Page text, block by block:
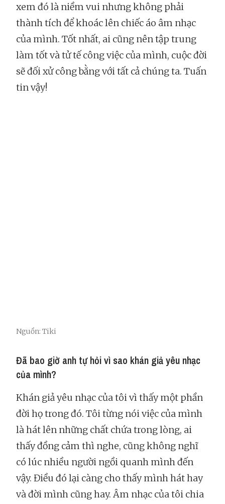
xem đó là niềm vui nhưng không phải
thành tích để khoác lên chiếc áo âm nhạc
của mình. Tốt nhất, ai cũng nên tập trung
làm tốt và tử tế công việc của mình, cuộc đời
sẽ đối xử công bằng với tất cả chúng ta. Tuấn
tin vậy!
Nguồn: Tiki
Đã bao giờ anh tự hỏi vì sao khán giả yêu nhạc
của mình?
Khán giả yêu nhạc của tôi vì thấy một phần
đời họ trong đó. Tôi từng nói việc của mình
là hát lên những chất chứa trong lòng, ai
thấy đồng cảm thì nghe, cũng không nghĩ
có lúc nhiều người ngồi quanh mình đến
vậy. Điều đó lại càng cho thấy mình hát hay
và đời mình cũng hay. Âm nhạc của tôi chia